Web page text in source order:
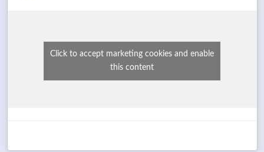
Click to accept marketing cookies and enable
this content